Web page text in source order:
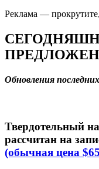
Реклама —
Обновления
Твердотельный
рассчитан на
(обычная цена